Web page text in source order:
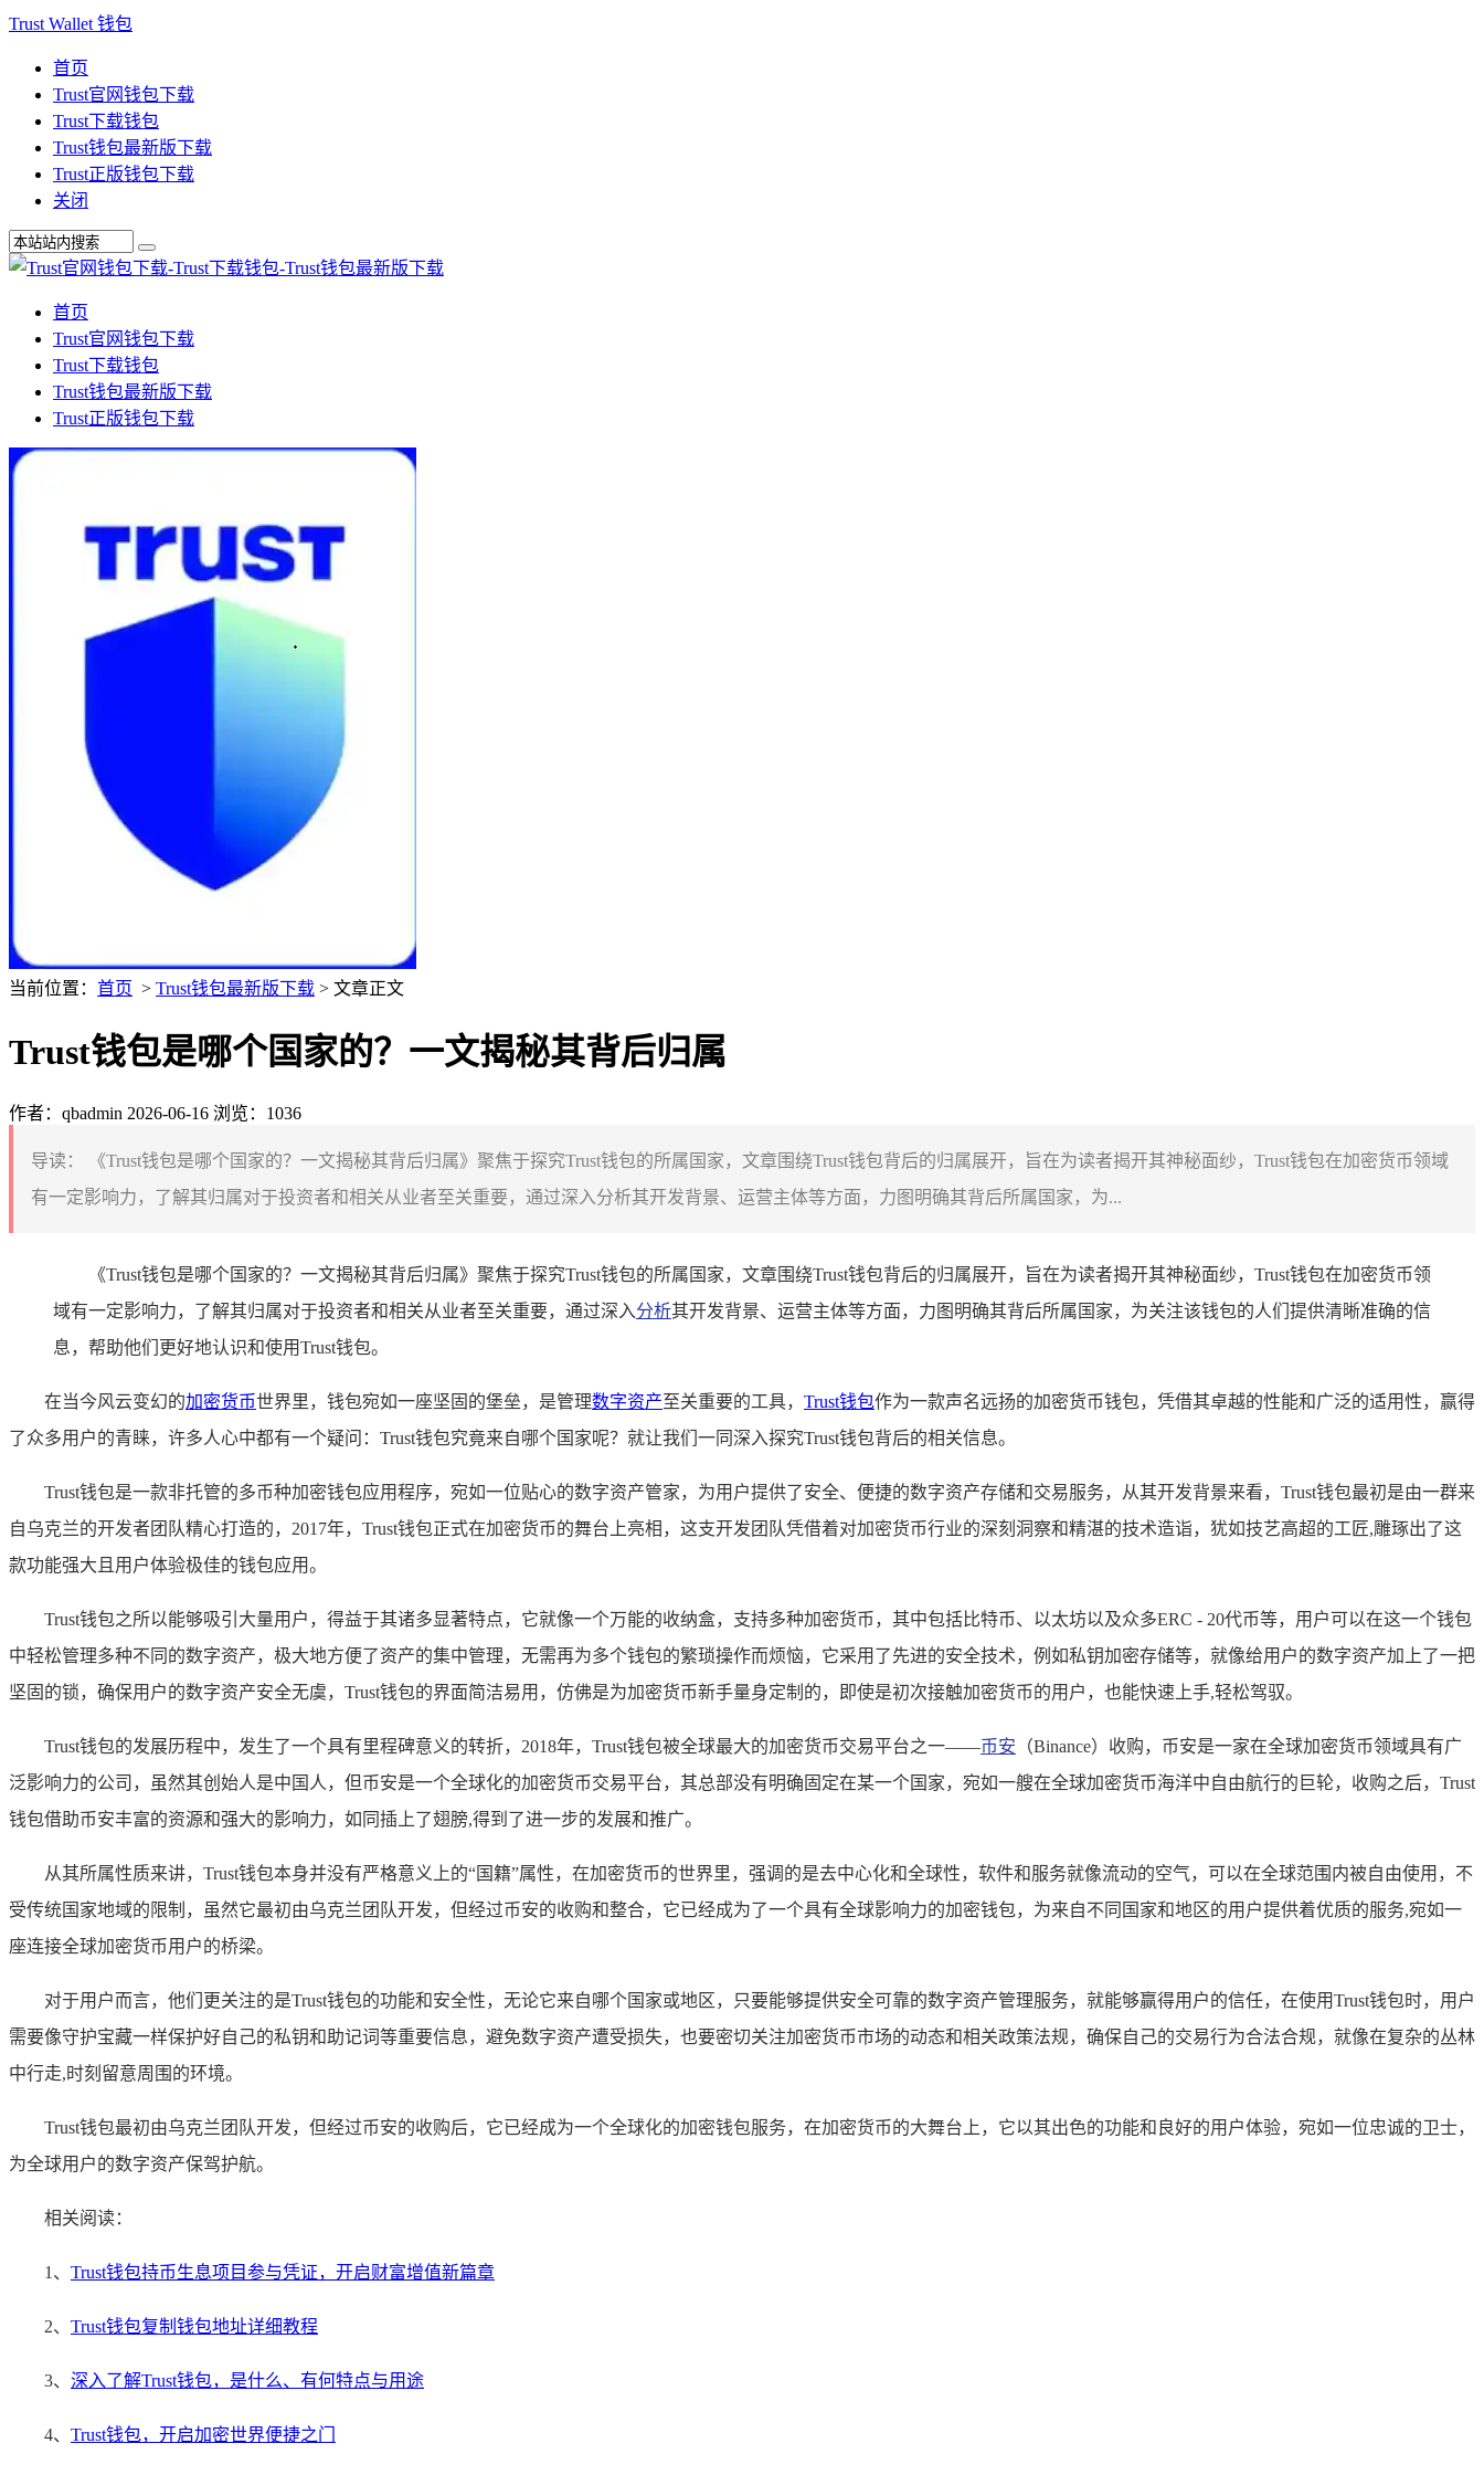
Trust Wallet 钱包
首页
Trust官网钱包下载
Trust下载钱包
Trust钱包最新版下载
Trust正版钱包下载
关闭
首页
Trust官网钱包下载
Trust下载钱包
Trust钱包最新版下载
Trust正版钱包下载
当前位置： 首页 > Trust钱包最新版下载 > 文章正文
Trust钱包是哪个国家的？一文揭秘其背后归属
作者：qbadmin 2026-06-16 浏览：1036
导读：
《Trust钱包是哪个国家的？一文揭秘其背后归属》聚焦于探究Trust钱包的所属国家，文章围绕Trust钱包背后的归属展开，旨在为读者揭开其神秘面纱，Trust钱包在加密货币领域
有一定影响力，了解其归属对于投资者和相关从业者至关重要，通过深入分析其开发背景、运营主体等方面，力图明确其背后所属国家，为...
《Trust钱包是哪个国家的？一文揭秘其背后归属》聚焦于探究Trust钱包的所属国家，文章围绕Trust钱包背后的归属展开，旨在为读者揭开其神秘面纱，Trust钱包在加密货币领
域有一定影响力，了解其归属对于投资者和相关从业者至关重要，通过深入分析其开发背景、运营主体等方面，力图明确其背后所属国家，为关注该钱包的人们提供清晰准确的信
息，帮助他们更好地认识和使用Trust钱包。
在当今风云变幻的加密货币世界里，钱包宛如一座坚固的堡垒，是管理数字资产至关重要的工具， Trust钱包作为一款声名远扬的加密货币钱包，凭借其卓越的性能和广泛的适用性，赢得
了众多用户的青睐，许多人心中都有一个疑问：Trust钱包究竟来自哪个国家呢？就让我们一同深入探究Trust钱包背后的相关信息。
Trust钱包是一款非托管的多币种加密钱包应用程序，宛如一位贴心的数字资产管家，为用户提供了安全、便捷的数字资产存储和交易服务，从其开发背景来看，Trust钱包最初是由一群来
自乌克兰的开发者团队精心打造的，2017年，Trust钱包正式在加密货币的舞台上亮相，这支开发团队凭借着对加密货币行业的深刻洞察和精湛的技术造诣，犹如技艺高超的工匠,雕琢出了这
款功能强大且用户体验极佳的钱包应用。
Trust钱包之所以能够吸引大量用户，得益于其诸多显著特点，它就像一个万能的收纳盒，支持多种加密货币，其中包括比特币、以太坊以及众多ERC - 20代币等，用户可以在这一个钱包
中轻松管理多种不同的数字资产，极大地方便了资产的集中管理，无需再为多个钱包的繁琐操作而烦恼，它采用了先进的安全技术，例如私钥加密存储等，就像给用户的数字资产加上了一把
坚固的锁，确保用户的数字资产安全无虞，Trust钱包的界面简洁易用，仿佛是为加密货币新手量身定制的，即使是初次接触加密货币的用户，也能快速上手,轻松驾驭。
Trust钱包的发展历程中，发生了一个具有里程碑意义的转折，2018年，Trust钱包被全球最大的加密货币交易平台之一——币安 （Binance）收购，币安是一家在全球加密货币领域具有广
泛影响力的公司，虽然其创始人是中国人，但币安是一个全球化的加密货币交易平台，其总部没有明确固定在某一个国家，宛如一艘在全球加密货币海洋中自由航行的巨轮，收购之后，Trust
钱包借助币安丰富的资源和强大的影响力，如同插上了翅膀,得到了进一步的发展和推广。
从其所属性质来讲，Trust钱包本身并没有严格意义上的“国籍”属性，在加密货币的世界里，强调的是去中心化和全球性，软件和服务就像流动的空气，可以在全球范围内被自由使用，不
受传统国家地域的限制，虽然它最初由乌克兰团队开发，但经过币安的收购和整合，它已经成为了一个具有全球影响力的加密钱包，为来自不同国家和地区的用户提供着优质的服务,宛如一
座连接全球加密货币用户的桥梁。
对于用户而言，他们更关注的是Trust钱包的功能和安全性，无论它来自哪个国家或地区，只要能够提供安全可靠的数字资产管理服务，就能够赢得用户的信任，在使用Trust钱包时，用户
需要像守护宝藏一样保护好自己的私钥和助记词等重要信息，避免数字资产遭受损失，也要密切关注加密货币市场的动态和相关政策法规，确保自己的交易行为合法合规，就像在复杂的丛林
中行走,时刻留意周围的环境。
Trust钱包最初由乌克兰团队开发，但经过币安的收购后，它已经成为一个全球化的加密钱包服务，在加密货币的大舞台上，它以其出色的功能和良好的用户体验，宛如一位忠诚的卫士，
为全球用户的数字资产保驾护航。
相关阅读：
1、 Trust钱包持币生息项目参与凭证，开启财富增值新篇章
2、 Trust钱包复制钱包地址详细教程
3、 深入了解Trust钱包，是什么、有何特点与用途
4、 Trust钱包，开启加密世界便捷之门